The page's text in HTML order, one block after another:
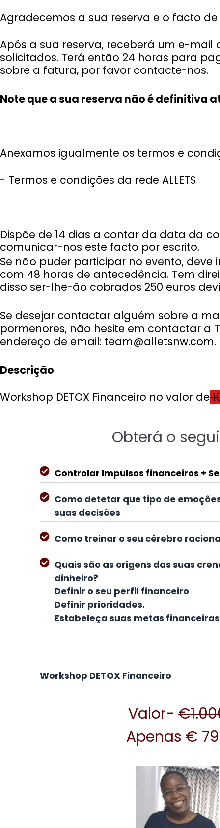
Agradecemos a sua reserva e o facto de
Após a sua reserva, receberá um e-
solicitados. Terá então 24 horas para
sobre a fatura, por favor contacte-nos.
Note que a sua reserva não é definitiva
Anexamos igualmente os termos e
- Termos e condições da rede ALLETS
Dispõe de 14 dias a contar da data da
comunicar-nos este facto por escrito.
Se não puder participar no evento,
com 48 horas de antecedência. Tem
disso ser-lhe-ão cobrados 250 euros
Se desejar contactar alguém sobre a
pormenores, não hesite em contactar a
endereço de email: team@alletsnw.com.
Descrição
Workshop DETOX Financeiro no valor de
Obterá o
Controlar Impulsos financeiros +
Como detetar que tipo de
suas decisões
Como treinar o seu cérebro
Quais são as origens das suas
dinheiro?
Definir o seu perfil financeiro
Definir prioridades.
Estabeleça suas metas
Workshop DETOX Financeiro
Valor-
Apenas €